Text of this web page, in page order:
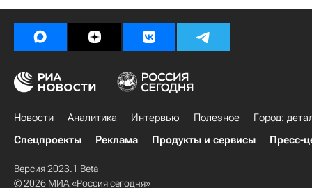
Новости Аналитика Интервью Полезное
Город:
Спецпроекты
Реклама Продукты и сервисы Пресс-
Версия 2023.1 Beta
© 2026 МИА «Россия сегодня»